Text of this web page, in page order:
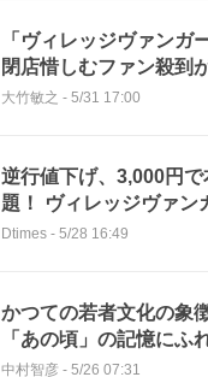
「ヴィレッジヴァンガ
閉店惜しむファン殺到
スパートトピ
大竹敏之 - 5/31 17:00
逆行値下げ、3,000円
題！ ヴィレッジヴァン
飲み放題スタンダード
Dtimes - 5/28 16:49
かつての若者文化の
「あの頃」の記憶にふ
ートトピ
中村智彦 - 5/26 07:31